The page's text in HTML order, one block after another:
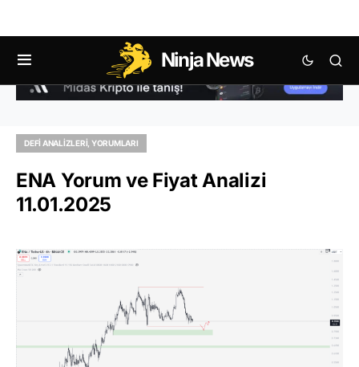
Ninja News
DEFI ANALIZLERI, YORUMLARI
ENA Yorum ve Fiyat Analizi
11.01.2025